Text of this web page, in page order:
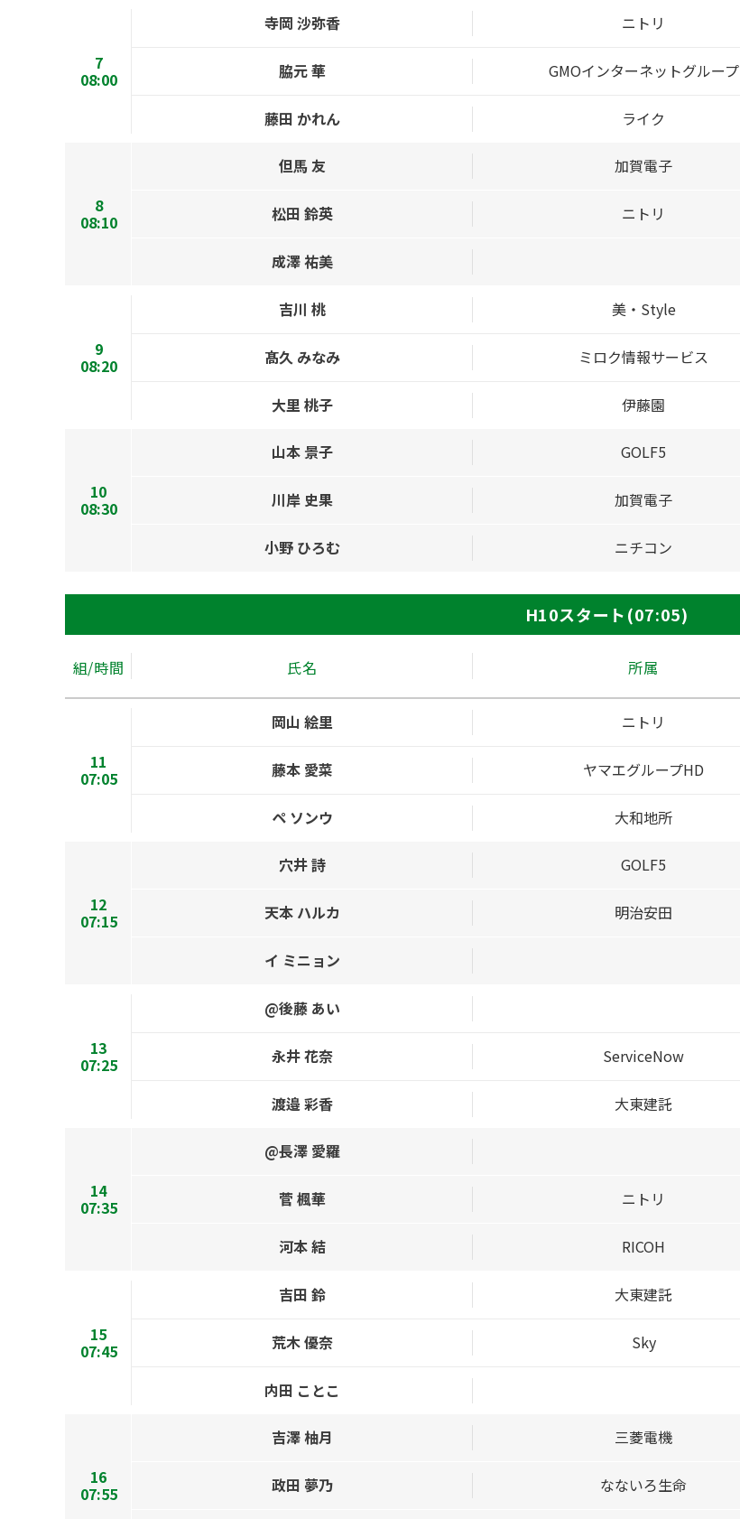
7
08:00
寺岡 沙弥香 ニトリ
脇元 華 GMOインターネットグループ
藤田 かれん ライク
8
08:10
但馬 友 加賀電子
松田 鈴英 ニトリ
成澤 祐美
9
08:20
吉川 桃 美・Style
髙久 みなみ ミロク情報サービス
大里 桃子 伊藤園
10
08:30
山本 景子 GOLF5
川岸 史果 加賀電子
小野 ひろむ ニチコン
H10スタート(07:05)
組/時間 氏名 所属
11
07:05
岡山 絵里 ニトリ
藤本 愛菜 ヤマエグループHD
ペ ソンウ 大和地所
12
07:15
穴井 詩 GOLF5
天本 ハルカ 明治安田
イ ミニョン
13
07:25
@後藤 あい
永井 花奈 ServiceNow
渡邉 彩香 大東建託
14
07:35
@長澤 愛羅
菅 楓華 ニトリ
河本 結 RICOH
15
07:45
吉田 鈴 大東建託
荒木 優奈 Sky
内田 ことこ
16
07:55
吉澤 柚月 三菱電機
政田 夢乃 なないろ生命